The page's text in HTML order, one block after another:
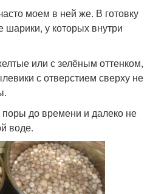
моем в ней же. В готовку
шарики, у которых внутри
или с зелёным оттенком,
с отверстием сверху не
до времени и далеко не
воде.